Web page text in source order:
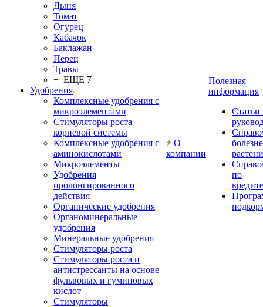
Дыня
Томат
Огурец
Кабачок
Баклажан
Перец
Травы
+ ЕЩЕ 7
Удобрения
Комплексные удобрения с
микроэлементами
Стимуляторы роста
корневой системы
Комплексные удобрения с
аминокислотами
Микроэлементы
Удобрения
пролонгированного
действия
Органические удобрения
Органоминеральные
удобрения
Минеральные удобрения
Стимуляторы роста
Стимуляторы роста и
антистрессанты на основе
фульвовых и гуминовых
кислот
Стимуляторы
О
компании
Полезная
информация
Статьи
по